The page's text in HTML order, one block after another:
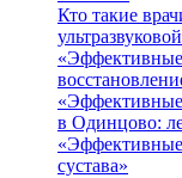
Кто такие
«Эффективные
в Одинцово:
«Эффективные
сустава»